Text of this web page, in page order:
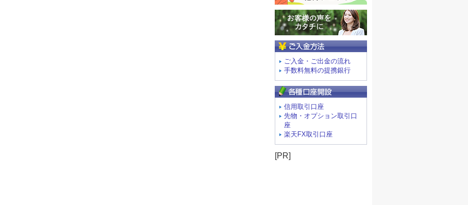
ご入金・ご出金の流れ
手数料無料の提携銀行
信用取引口座
先物・オプション取引口
座
楽天FX取引口座
[PR]